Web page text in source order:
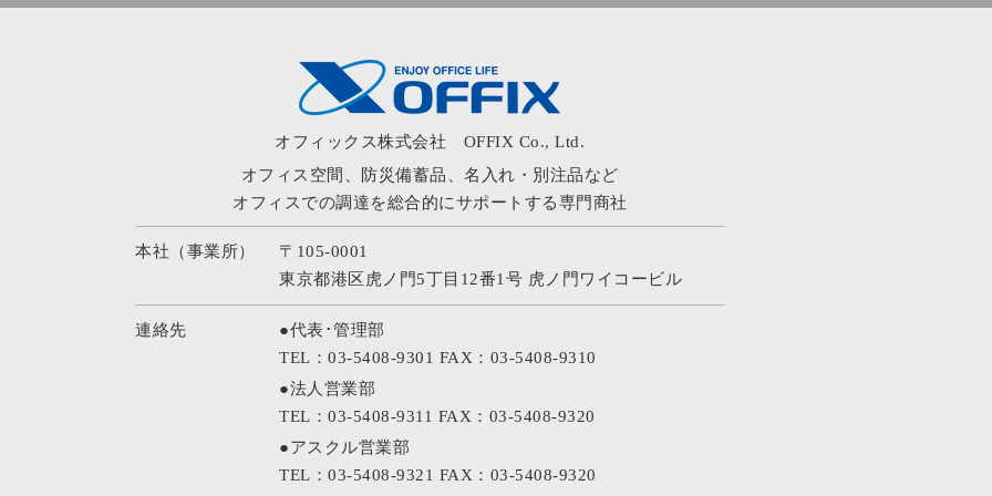
オフィックス株式会社 OFFIX Co., Ltd.
オフィス空間、防災備蓄品、名入れ・別注品など
オフィスでの調達を総合的にサポートする専門商社
本社（事業所）
〒105-0001
東京都港区虎ノ門5丁目12番1号 虎ノ門ワイコービル
連絡先
●代表･管理部
TEL：03-5408-9301 FAX：03-5408-9310
●法人営業部
TEL：03-5408-9311 FAX：03-5408-9320
●アスクル営業部
TEL：03-5408-9321 FAX：03-5408-9320